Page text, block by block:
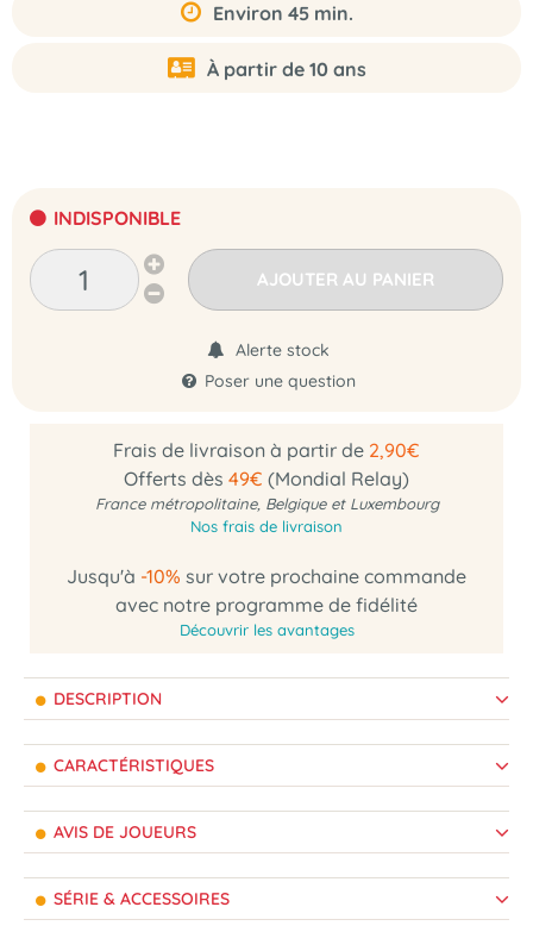
Environ 45 min.
À partir de 10 ans
INDISPONIBLE
AJOUTER AU PANIER
Alerte stock
Poser une question
Frais de livraison à partir de 2,90€
Offerts dès 49€ (Mondial Relay)
France métropolitaine, Belgique et Luxembourg
Nos frais de livraison
Jusqu'à -10% sur votre prochaine commande
avec notre programme de fidélité
Découvrir les avantages
DESCRIPTION
CARACTÉRISTIQUES
AVIS DE JOUEURS
SÉRIE & ACCESSOIRES